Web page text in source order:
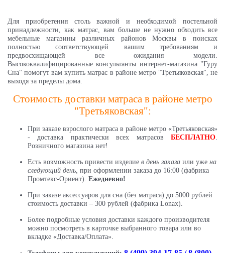
Для приобретения столь важной и необходимой постельной
принадлежности, как матрас, вам больше не нужно обходить все
мебельные магазины различных районов Москвы в поисках
полностью соответствующей вашим требованиям и
предвосхищающей все ожидания модели.
Высококвалифицированные консультанты интернет-магазина "Гуру
Сна" помогут вам купить матрас в районе метро "Третьяковская", не
выходя за пределы дома.
Стоимость доставки матраса в районе метро
"Третьяковская":
При заказе взрослого матраса в районе метро «Третьяковская»
- доставка практически всех матрасов БЕСПЛАТНО.
Розничного магазина нет!
Есть возможность привести изделие в день заказа или уже на
следующий день, при оформлении заказа до 16:00 (фабрика
Промтекс-Ориент). Ежедневно!
При заказе аксессуаров для сна (без матраса) до 5000 рублей
стоимость доставки – 300 рублей (фабрика Lonax).
Более подробные условия доставки каждого производителя
можно посмотреть в карточке выбранного товара или во
вкладке «Доставка/Оплата».